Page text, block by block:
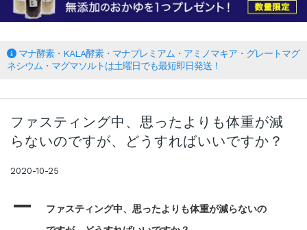
マナ酵素・KALA酵素・マナプレミアム・アミノマキア・グレートマグ
ネシウム・マグマソルトは土曜日でも最短即日発送！
ファスティング中、思ったよりも体重が減
らないのですが、どうすればいいですか？
2020-10-25
A
ファスティング中、思ったよりも体重が減らないの